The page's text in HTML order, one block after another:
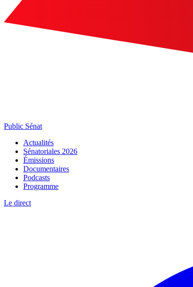
Public Sénat
Actualités
Sénatoriales 2026
Émissions
Documentaires
Podcasts
Programme
Le direct